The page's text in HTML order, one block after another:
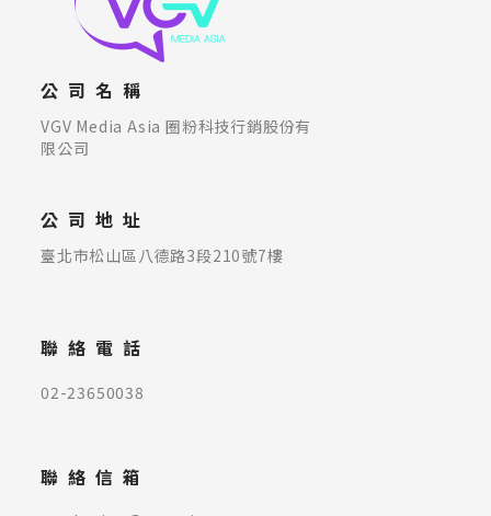
公司名稱
VGV Media Asia 圈粉科技行銷股份有
限公司
公司地址
臺北市松山區八德路3段210號7樓
聯絡電話
02-23650038
聯絡信箱